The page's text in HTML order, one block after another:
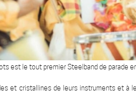
est le tout premier Steelband de parade
et cristallines de leurs instruments et à